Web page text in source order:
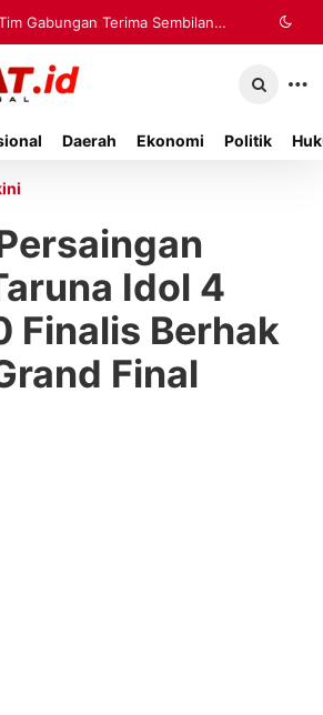
Gabungan Terima Sembilan
Evakuasi KM Mutiara Sentosa
Daerah Ekonomi Politik
Idol 4
Finalis Berhak
Final